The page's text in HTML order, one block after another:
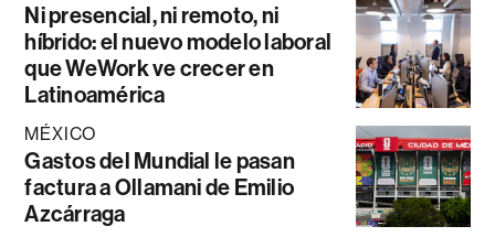
Ni presencial, ni remoto, ni
híbrido: el nuevo modelo laboral
que WeWork ve crecer en
Latinoamérica
MÉXICO
Gastos del Mundial le pasan
factura a Ollamani de Emilio
Azcárraga